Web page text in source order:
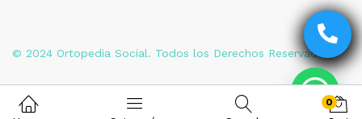
© 2024 Ortopedia Social. Todos los Derechos Reservados
0